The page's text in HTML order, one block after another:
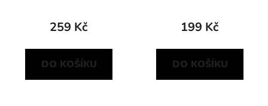
259 Kč
DO KOŠÍKU
199 Kč
DO KOŠÍKU